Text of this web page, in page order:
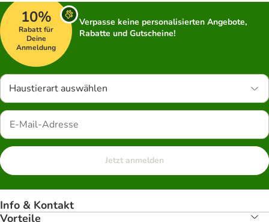
10%
Rabatt für
Deine
Anmeldung
Verpasse keine personalisierten Angebote,
Rabatte und Gutscheine!
Haustierart auswählen
Jetzt anmelden
Info & Kontakt
Vorteile